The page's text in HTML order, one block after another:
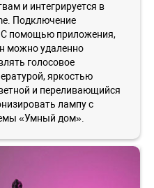
и интегрируется в
Подключение
С помощью приложения,
можно удаленно
голосовое
яркостью
и переливающийся
лампу с
«Умный дом».